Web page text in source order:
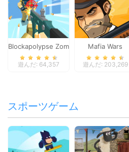
Blockapolypse Zombie Shooter
遊んだ: 64,357
Mafia Wars
遊んだ: 203,269
スポーツゲーム